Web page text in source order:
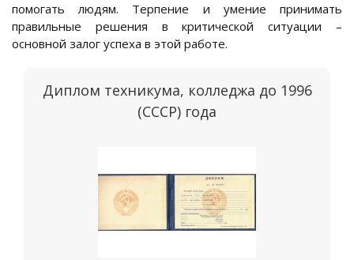
помогать людям. Терпение и умение принимать
правильные решения в критической ситуации –
основной залог успеха в этой работе.
Диплом техникума, колледжа до 1996
(СССР) года